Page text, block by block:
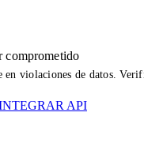
comprometido
violaciones de datos.
API